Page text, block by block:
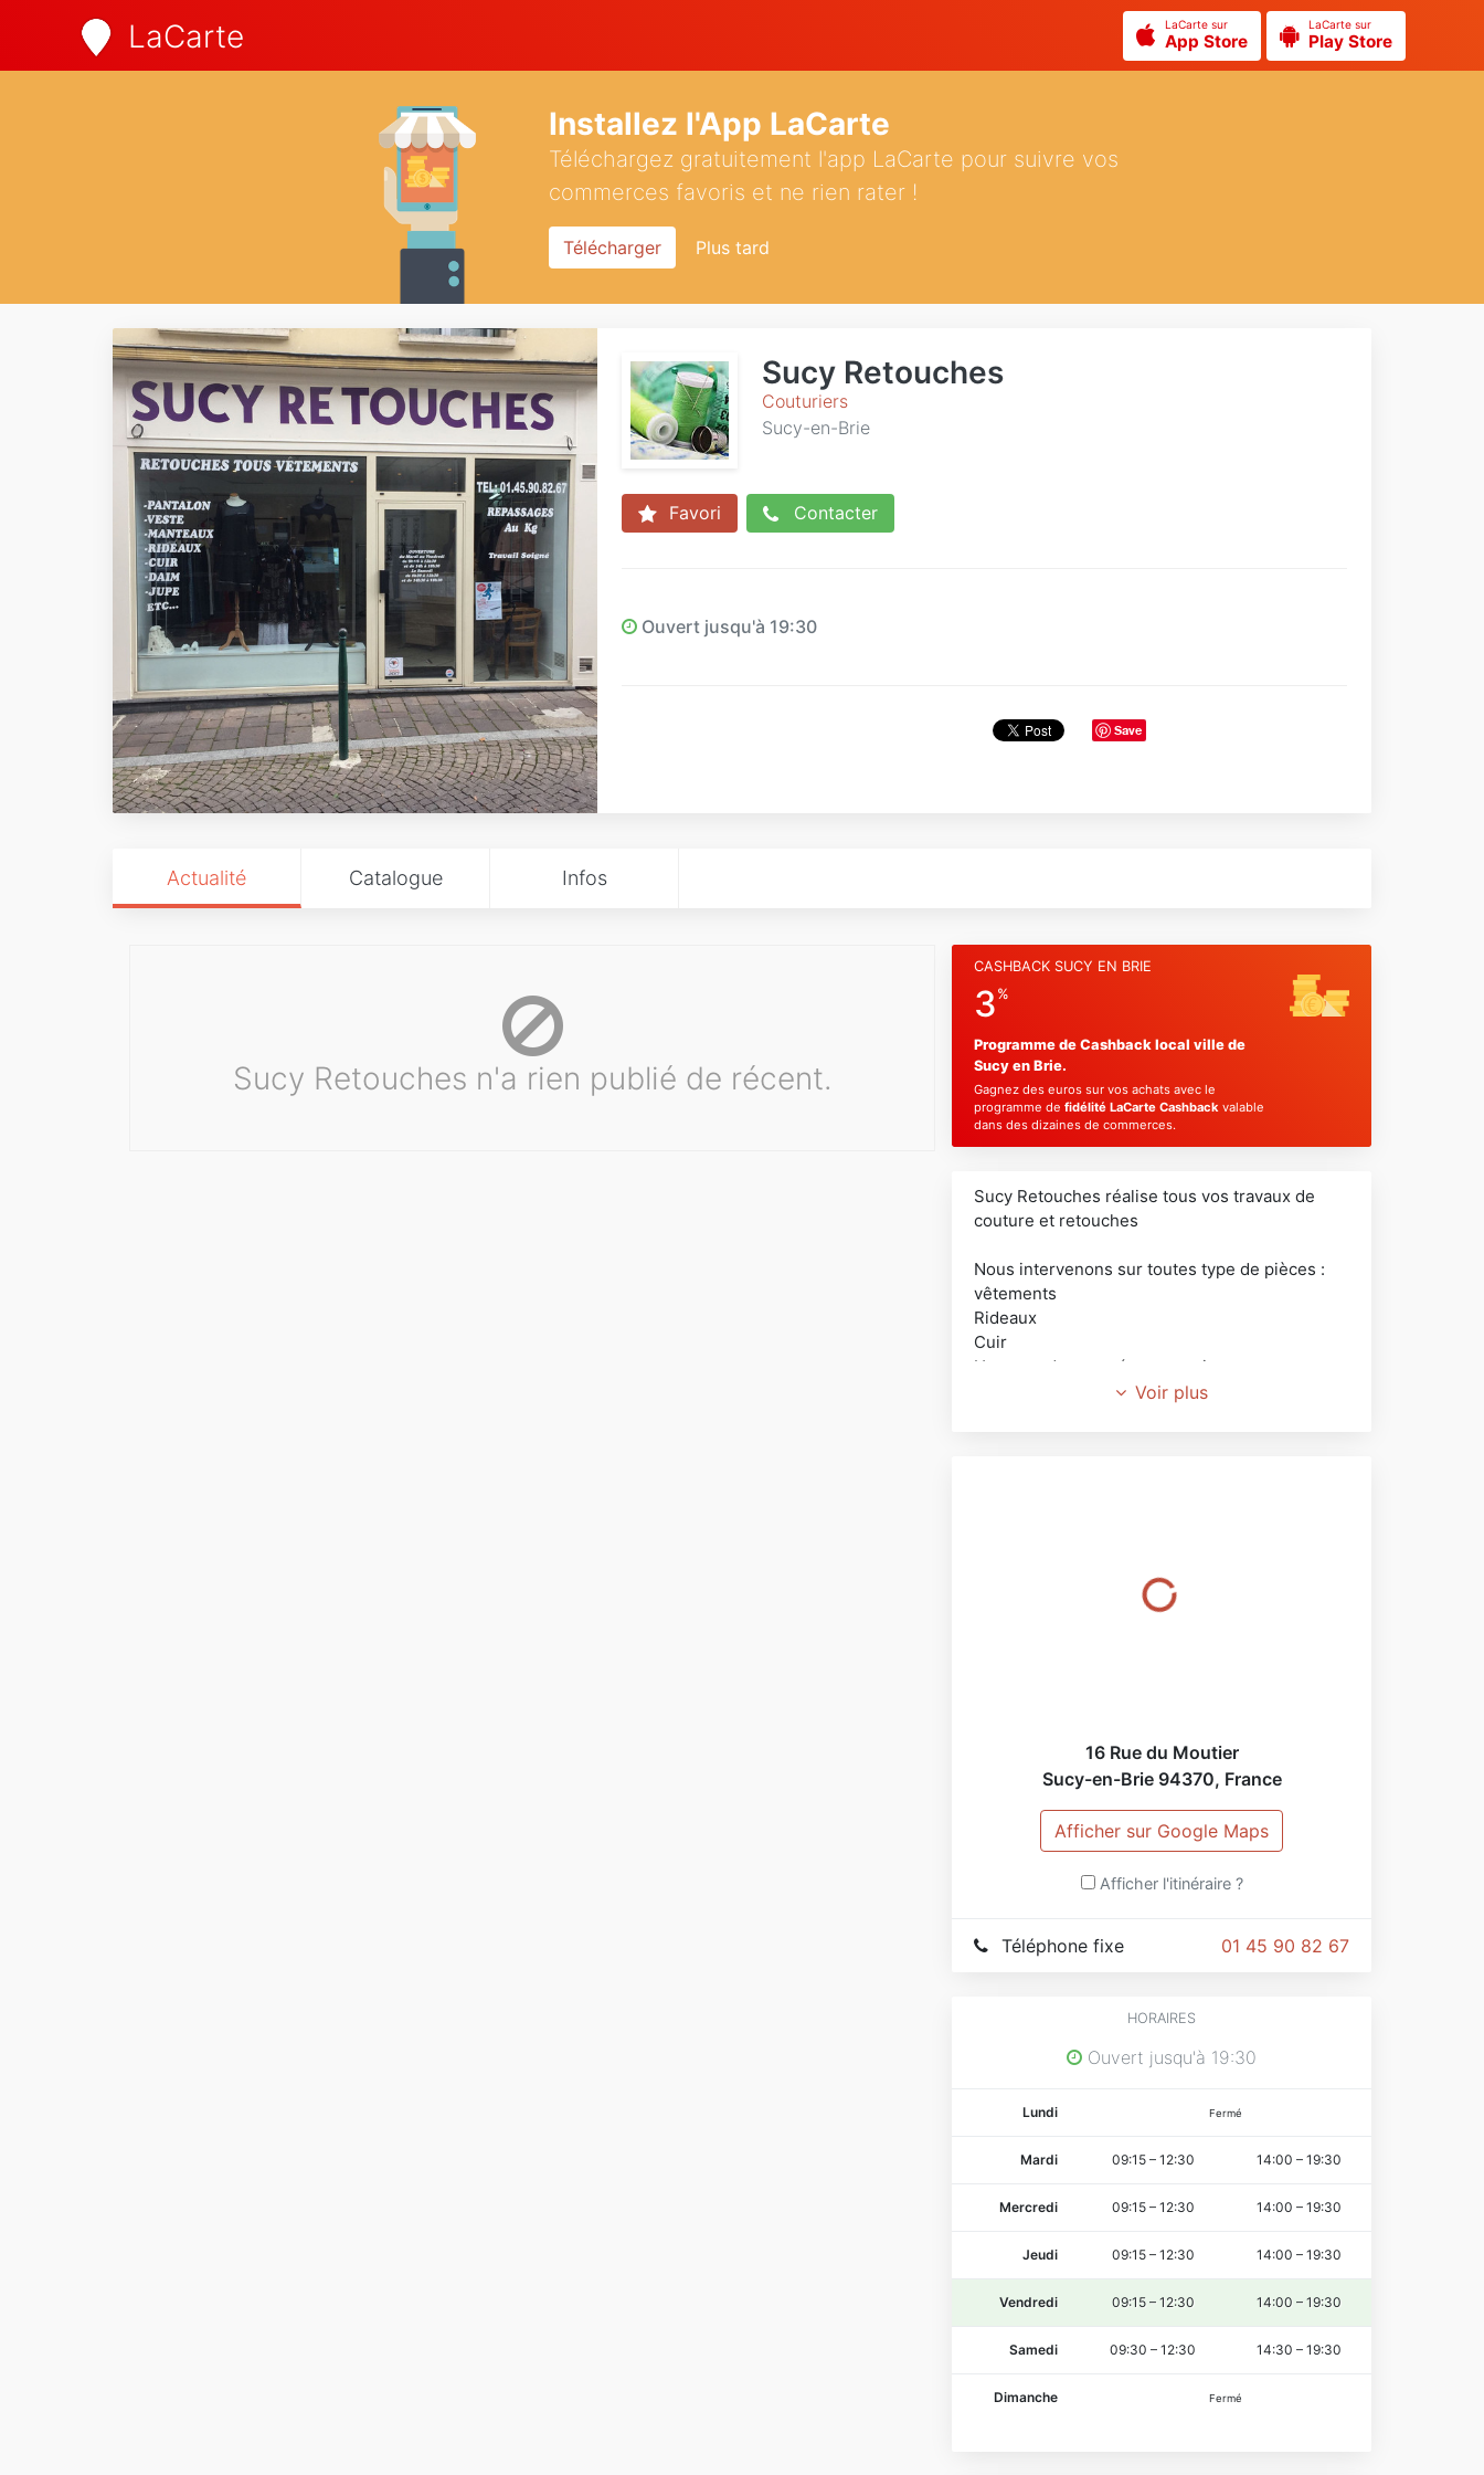
LaCarte LaCarte sur
App Store
LaCarte sur
Play Store
Installez l'App LaCarte
Téléchargez gratuitement l'app LaCarte pour suivre vos
commerces favoris et ne rien rater !
Télécharger Plus tard
Sucy Retouches
Couturiers
Sucy-en-Brie
Favori Contacter
Ouvert jusqu'à 19:30
Save
Actualité Catalogue Infos
Sucy Retouches n'a rien publié de récent.
CASHBACK SUCY EN BRIE
3 %
Programme de Cashback local ville de
Sucy en Brie.
Gagnez des euros sur vos achats avec le
programme de fidélité LaCarte Cashback valable
dans des dizaines de commerces.
Sucy Retouches réalise tous vos travaux de
couture et retouches
Nous intervenons sur toutes type de pièces :
vêtements
Rideaux
Cuir
Housses de canapé ou coussins
Voir plus
16 Rue du Moutier
Sucy-en-Brie 94370, France
Afficher sur Google Maps
Afficher l'itinéraire ?
01 45 90 82 67
Téléphone fixe
HORAIRES
Ouvert jusqu'à 19:30
Lundi Fermé
Mardi 09:15– 12:30 14:00 – 19:30
Mercredi 09:15– 12:30 14:00 – 19:30
Jeudi 09:15– 12:30 14:00 – 19:30
Vendredi 09:15– 12:30 14:00 – 19:30
Samedi 09:30 – 12:30 14:30 – 19:30
Dimanche Fermé